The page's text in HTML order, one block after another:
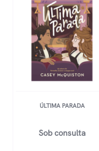
ÚLTIMA PARADA
Sob consulta